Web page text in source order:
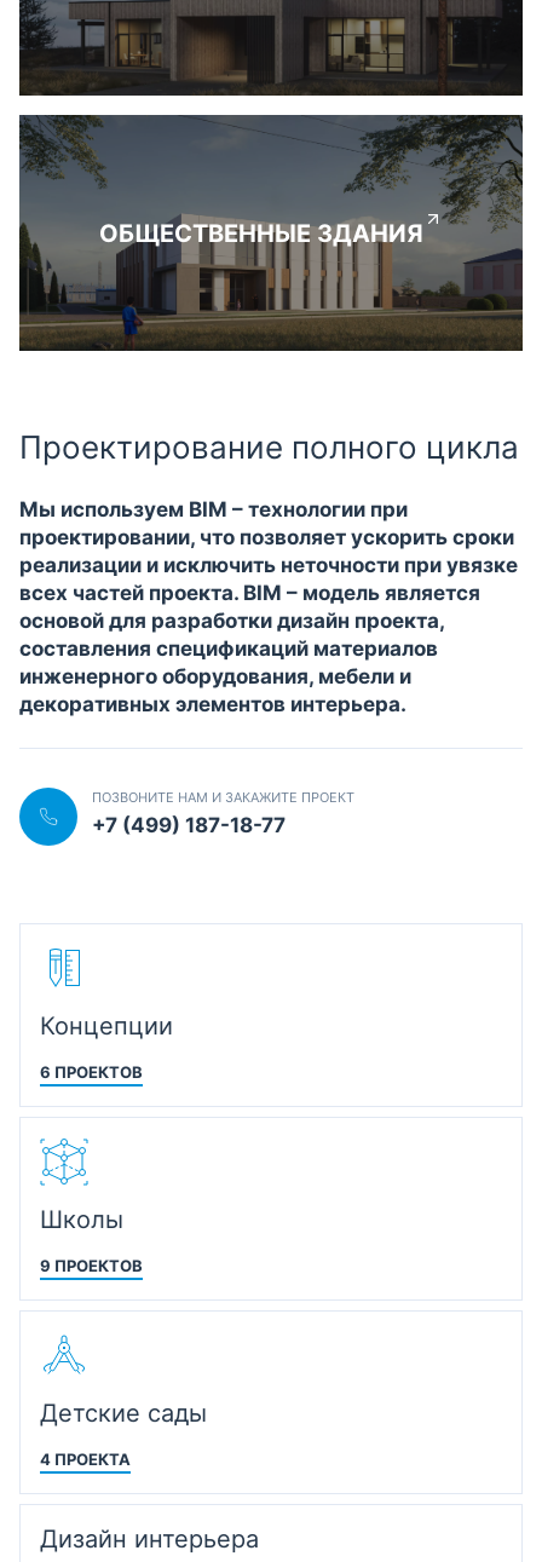
ОБЩЕСТВЕННЫЕ ЗДАНИЯ
Проектирование полного цикла
Мы используем BIM – технологии при
проектировании, что позволяет ускорить сроки
реализации и исключить неточности при увязке
всех частей проекта. BIM – модель является
основой для разработки дизайн проекта,
составления спецификаций материалов
инженерного оборудования, мебели и
декоративных элементов интерьера.
ПОЗВОНИТЕ НАМ И ЗАКАЖИТЕ ПРОЕКТ
+7 (499) 187-18-77
Концепции
6 ПРОЕКТОВ
Школы
9 ПРОЕКТОВ
Детские сады
4 ПРОЕКТА
Дизайн интерьера